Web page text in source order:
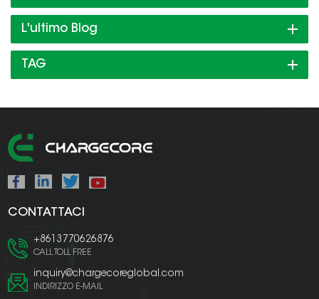
L'ultimo Blog
TAG
CONTATTACI
+8613770626876
CALL TOLL FREE
inquiry@chargecoreglobal.com
INDIRIZZO E-MAIL